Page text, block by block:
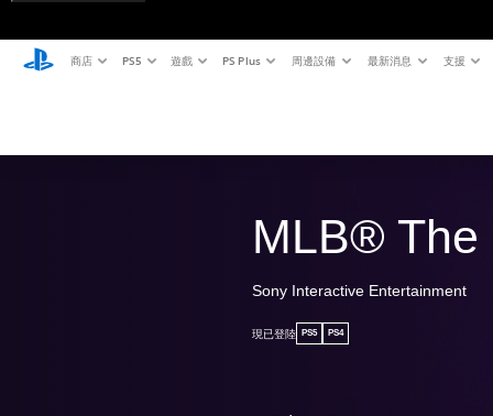
商店 PS5 遊戲 PS Plus 周邊設備 最新消息 支援
MLB®
Sony Interactive Entertainment
現已登陸 PS5 PS4